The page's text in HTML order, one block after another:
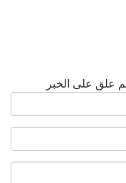
علق على الخبر